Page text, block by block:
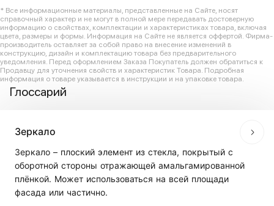
* Все информационные материалы, представленные на Сайте, носят
справочный характер и не могут в полной мере передавать достоверную
информацию о свойствах, комплектации и характеристиках товара, включая
цвета, размеры и формы. Информация на Сайте не является оффертой. Фирма-
производитель оставляет за собой право на внесение изменений в
конструкцию, дизайн и комплектацию товара без предварительного
уведомления. Перед оформлением Заказа Покупатель должен обратиться к
Продавцу для уточнения свойств и характеристик Товара. Подробная
информация о товаре указывается в инструкции и на упаковке товара.
Глоссарий
Зеркало
Зеркало – плоский элемент из стекла, покрытый с
оборотной стороны отражающей амальгамированной
плёнкой. Может использоваться на всей площади
фасада или частично.